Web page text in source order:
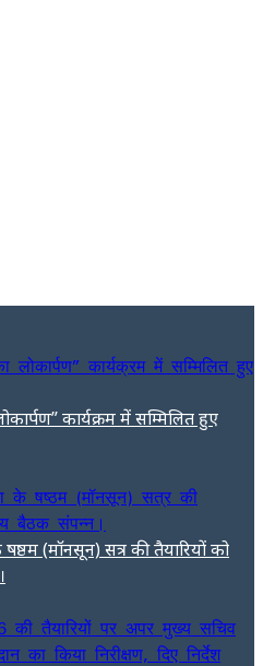
कार्यक्रम में सम्मिलित हुए
(मॉनसून) सत्र की तैयारियों को